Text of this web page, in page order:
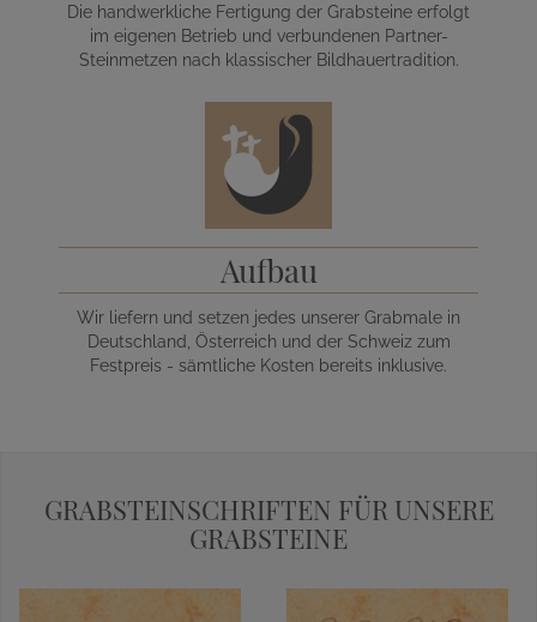
Die handwerkliche Fertigung der Grabsteine erfolgt
im eigenen Betrieb und verbundenen Partner-
Steinmetzen nach klassischer Bildhauertradition.
Aufbau
Wir liefern und setzen jedes unserer Grabmale in
Deutschland, Österreich und der Schweiz zum
Festpreis - sämtliche Kosten bereits inklusive.
GRABSTEINSCHRIFTEN FÜR UNSERE
GRABSTEINE